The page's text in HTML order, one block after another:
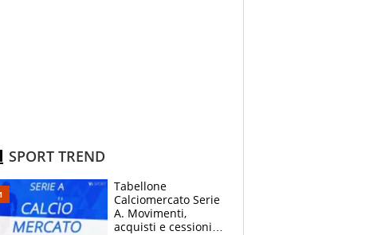
SPORT TREND
Tabellone
Calciomercato Serie
A. Movimenti,
acquisti e cessioni: